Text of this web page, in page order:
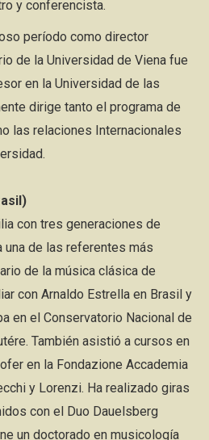
y conferencista.
período como director
de la Universidad de Viena fue
en la Universidad de las
dirige tanto el programa de
las relaciones Internacionales
con tres generaciones de
de las referentes más
de la música clásica de
con Arnaldo Estrella en Brasil y
en el Conservatorio Nacional de
También asistió a cursos en
en la Fondazione Accademia
y Lorenzi. Ha realizado giras
con el Duo Dauelsberg
un doctorado en musicología